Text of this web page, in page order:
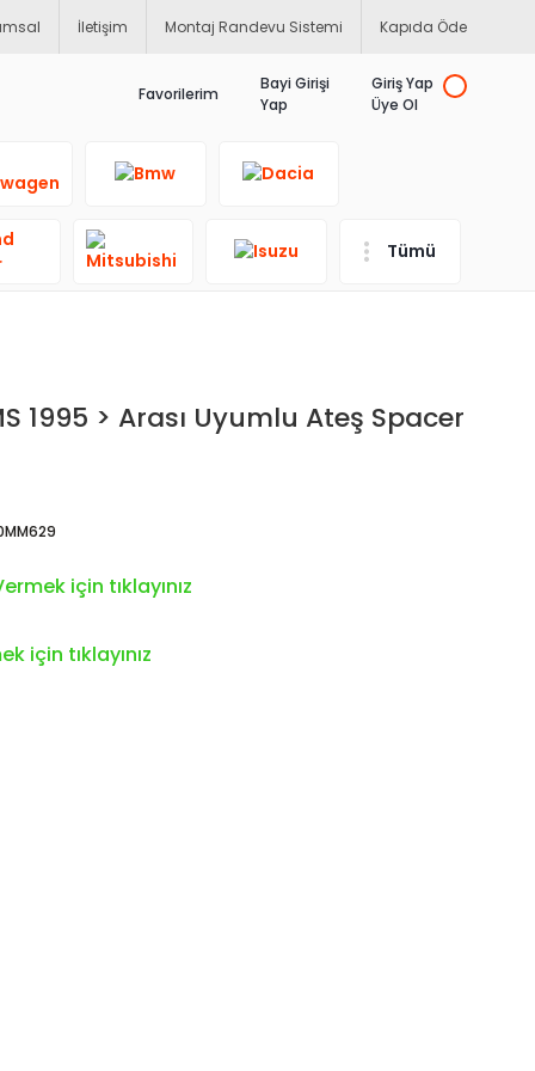
İletişim Montaj Randevu Sistemi Kapıda Öde
Favorilerim
Bayi Girişi
Yap
Giriş Yap
Üye Ol
Tümü
1995 > Arası Uyumlu Ateş Spacer
için tıklayınız
için tıklayınız